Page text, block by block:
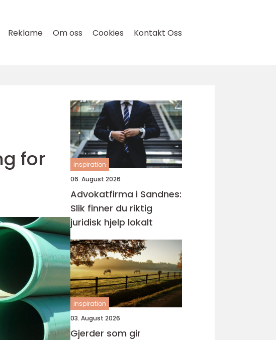
Reklame Om oss Cookies Kontakt Oss
for
inspiration
06. August 2026
Advokatfirma i Sandnes:
Slik finner du riktig
juridisk hjelp lokalt
inspiration
03. August 2026
Gjerder som gir